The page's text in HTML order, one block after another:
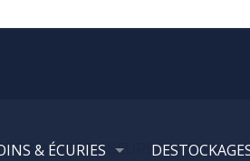
& ÉCURIES
& AMORTISSEURS Bonnets